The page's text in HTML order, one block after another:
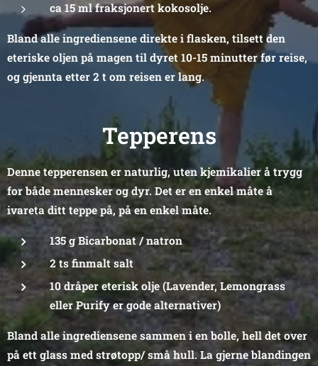
ca 15 ml fraksjonert kokosolje.
Bland alle ingrediensene direkte i flasken, tilsett den
eteriske oljen på magen til dyret 10-15 minutter før reise,
og gjennta etter 2 t om reisen er lang.
Tepperens
Denne tepperensen er naturlig, uten kjemikalier å trygg
for både mennesker og dyr. Det er en enkel måte å
ivareta ditt teppe på, på en enkel måte.
135 g Bicarbonat / natron
2 ts finmalt salt
10 dråper eterisk olje (Lavender, Lemongrass
eller Purify er gode alternativer)
Bland alle ingrediensene sammen i en bolle, hell det over
på ett glass med strøtopp/ små hull. La gjerne blandingen